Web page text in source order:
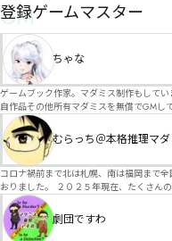
GM
登録ゲームマスター
ちゃな
ゲームブック作家。マダミス制作もして
自作品その他所有マダミスを無償でGMし
ぞ。
むらっち＠本格推理マ
コロナ禍前まで北は札幌、南は福岡まで
おりました。 ２０２５年現在、たくさんのマダミスシナリオが増えました。 エモい物語体験重視の
シナリオがマダミス・マーダーミステリ
リオは簡単に遊べます。 しかし、２～３時間ずっと考え＆議論して、見たことないトリックが解け
る閃きや犯人として逃げ切る楽しみのあ
劇団ですわ